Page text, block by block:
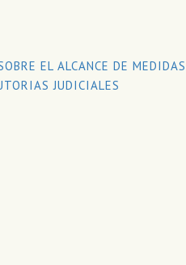
EL ALCANCE DE MEDIDAS
JUDICIALES